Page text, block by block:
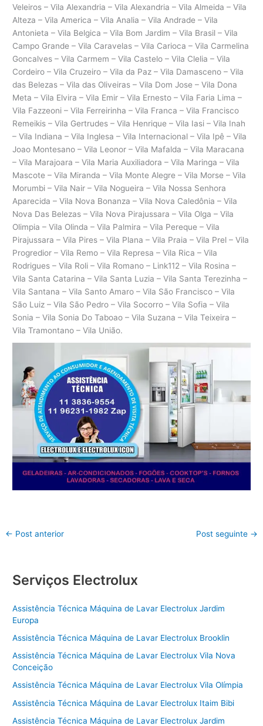
← Post anterior Post seguinte →
Serviços Electrolux
Assistência Técnica Máquina de Lavar Electrolux Jardim
Europa
Assistência Técnica Máquina de Lavar Electrolux Brooklin
Assistência Técnica Máquina de Lavar Electrolux Vila Nova
Conceição
Assistência Técnica Máquina de Lavar Electrolux Vila Olímpia
Assistência Técnica Máquina de Lavar Electrolux Itaim Bibi
Assistência Técnica Máquina de Lavar Electrolux Jardim